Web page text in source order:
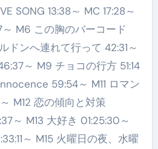
SONG 13:38～ MC 17:28～
M6 この胸のバーコード
ドンへ連れて行って 42:31～
～ M9 チョコの行方 51:14
59:54～ M11 ロマン
M12 恋の傾向と対策
～ M13 大好き 01:25:30～
～ M15 火曜日の夜、水曜